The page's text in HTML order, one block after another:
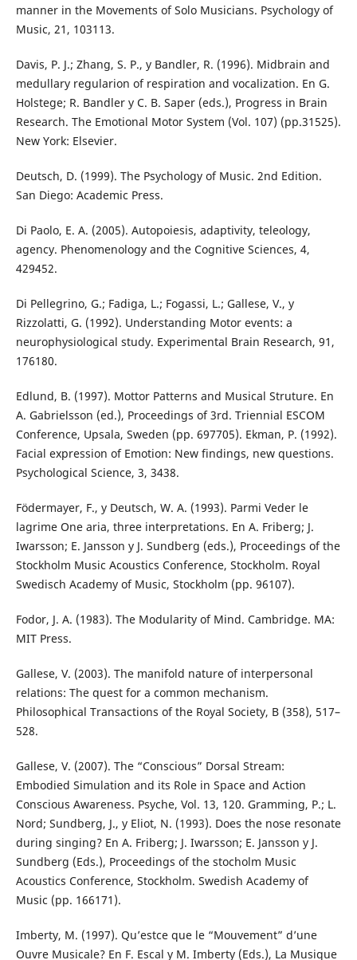
manner in the Movements of Solo Musicians. Psychology of
Music, 21, 103113.
Davis, P. J.; Zhang, S. P., y Bandler, R. (1996). Midbrain and
medullary regularion of respiration and vocalization. En G.
Holstege; R. Bandler y C. B. Saper (eds.), Progress in Brain
Research. The Emotional Motor System (Vol. 107) (pp.31525).
New York: Elsevier.
Deutsch, D. (1999). The Psychology of Music. 2nd Edition.
San Diego: Academic Press.
Di Paolo, E. A. (2005). Autopoiesis, adaptivity, teleology,
agency. Phenomenology and the Cognitive Sciences, 4,
429452.
Di Pellegrino, G.; Fadiga, L.; Fogassi, L.; Gallese, V., y
Rizzolatti, G. (1992). Understanding Motor events: a
neurophysiological study. Experimental Brain Research, 91,
176180.
Edlund, B. (1997). Mottor Patterns and Musical Struture. En
A. Gabrielsson (ed.), Proceedings of 3rd. Triennial ESCOM
Conference, Upsala, Sweden (pp. 697705). Ekman, P. (1992).
Facial expression of Emotion: New findings, new questions.
Psychological Science, 3, 3438.
Födermayer, F., y Deutsch, W. A. (1993). Parmi Veder le
lagrime One aria, three interpretations. En A. Friberg; J.
Iwarsson; E. Jansson y J. Sundberg (eds.), Proceedings of the
Stockholm Music Acoustics Conference, Stockholm. Royal
Swedisch Academy of Music, Stockholm (pp. 96107).
Fodor, J. A. (1983). The Modularity of Mind. Cambridge. MA:
MIT Press.
Gallese, V. (2003). The manifold nature of interpersonal
relations: The quest for a common mechanism.
Philosophical Transactions of the Royal Society, B (358), 517–
528.
Gallese, V. (2007). The “Conscious” Dorsal Stream:
Embodied Simulation and its Role in Space and Action
Conscious Awareness. Psyche, Vol. 13, 120. Gramming, P.; L.
Nord; Sundberg, J., y Eliot, N. (1993). Does the nose resonate
during singing? En A. Friberg; J. Iwarsson; E. Jansson y J.
Sundberg (Eds.), Proceedings of the stocholm Music
Acoustics Conference, Stockholm. Swedish Academy of
Music (pp. 166171).
Imberty, M. (1997). Qu’estce que le “Mouvement” d’une
Ouvre Musicale? En F. Escal y M. Imberty (Eds.), La Musique